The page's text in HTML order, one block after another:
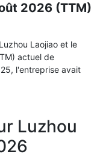
2026 (TTM)
Laojiao et le
actuel de
l'entreprise avait
Luzhou